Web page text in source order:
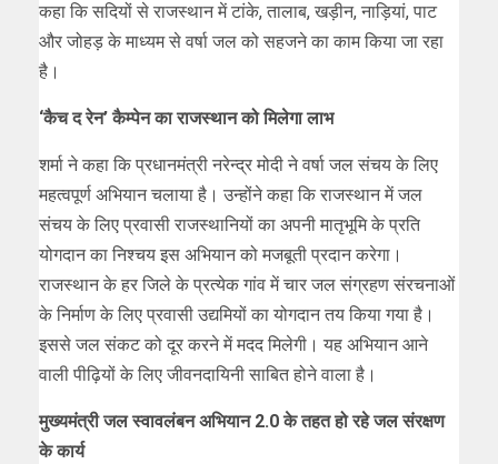
कहा कि सदियों से राजस्थान में टांके, तालाब, खड़ीन, नाड़ियां, पाट
और जोहड़ के माध्यम से वर्षा जल को सहजने का काम किया जा रहा
है।
‘कैच द रेन’ कैम्पेन का राजस्थान को मिलेगा लाभ
शर्मा ने कहा कि प्रधानमंत्री नरेन्द्र मोदी ने वर्षा जल संचय के लिए
महत्वपूर्ण अभियान चलाया है। उन्होंने कहा कि राजस्थान में जल
संचय के लिए प्रवासी राजस्थानियों का अपनी मातृभूमि के प्रति
योगदान का निश्चय इस अभियान को मजबूती प्रदान करेगा।
राजस्थान के हर जिले के प्रत्येक गांव में चार जल संग्रहण संरचनाओं
के निर्माण के लिए प्रवासी उद्यमियों का योगदान तय किया गया है।
इससे जल संकट को दूर करने में मदद मिलेगी। यह अभियान आने
वाली पीढ़ियों के लिए जीवनदायिनी साबित होने वाला है।
मुख्यमंत्री जल स्वावलंबन अभियान 2.0 के तहत हो रहे जल संरक्षण
के कार्य